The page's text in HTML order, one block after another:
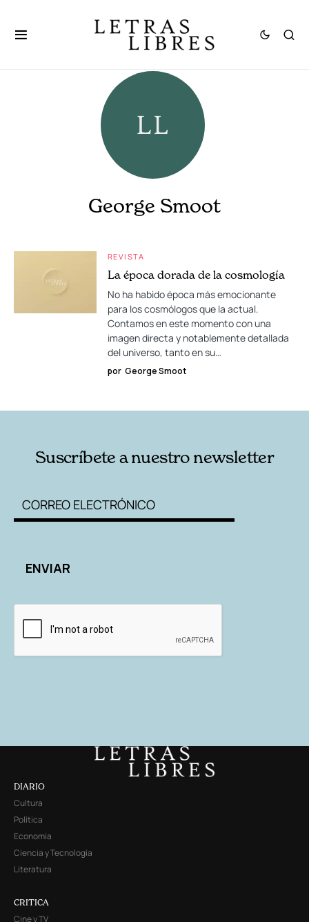
George Smoot
REVISTA
La época dorada de la cosmología
No ha habido época más emocionante
para los cosmólogos que la actual.
Contamos en este momento con una
imagen directa y notablemente detallada
del universo, tanto en su…
por George Smoot
Suscríbete a nuestro newsletter
DIARIO
Cultura
Política
Economía
Ciencia y Tecnología
Literatura
CRITICA
Cine y TV